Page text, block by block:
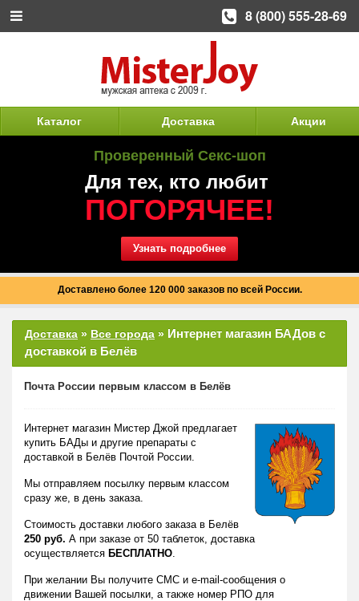
Каталог Доставка Акции
Проверенный Секс-шоп
Для тех, кто любит
ПОГОРЯЧЕЕ!
Узнать подробнее
Доставлено более 120 000 заказов по всей России.
Доставка » Все города » Интернет магазин БАДов с
доставкой в Белёв
Почта России первым классом в Белёв
Интернет магазин Мистер Джой предлагает
купить БАДы и другие препараты с
доставкой в Белёв Почтой России.
Мы отправляем посылку первым классом
сразу же, в день заказа.
Стоимость доставки любого заказа в Белёв
250 руб. А при заказе от 50 таблеток, доставка
осуществляется БЕСПЛАТНО.
При желании Вы получите СМС и e-mail-сообщения о
движении Вашей посылки, а также номер РПО для
8 (800) 555-28-69